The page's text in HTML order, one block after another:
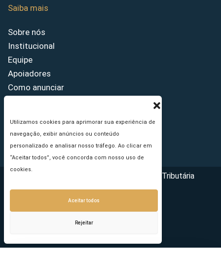
Utilizamos cookies para aprimorar sua experiência de
navegação, exibir anúncios ou conteúdo
personalizado e analisar nosso tráfego. Ao clicar em
“Aceitar todos”, você concorda com nosso uso de
cookies.
Aceitar todos
Rejeitar
Saiba mais
Sobre nós
Institucional
Equipe
Apoiadores
Como anunciar
Princípios Editoriais
Copyright © 2026 - Portal da Reforma Tributária